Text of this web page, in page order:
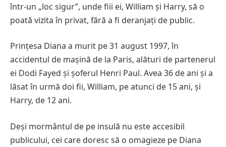
într-un „loc sigur”, unde fiii ei, William și Harry, să o
poată vizita în privat, fără a fi deranjați de public.
Prințesa Diana a murit pe 31 august 1997, în
accidentul de mașină de la Paris, alături de partenerul
ei Dodi Fayed și șoferul Henri Paul. Avea 36 de ani și a
lăsat în urmă doi fii, William, pe atunci de 15 ani, și
Harry, de 12 ani.
Deși mormântul de pe insulă nu este accesibil
publicului, cei care doresc să o omagieze pe Diana